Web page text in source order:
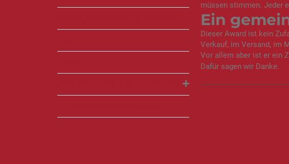
müssen stimmen. Jeder
Ein
Dieser Award ist kein
Verkauf, im Versand, im
Vor allem aber ist er ein
Dafür sagen wir Danke.